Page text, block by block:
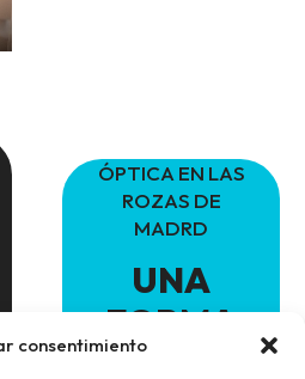
consentimiento
ÓPTICA EN LAS
ROZAS DE
MADRD
UNA
FORMA
DIFERENTE